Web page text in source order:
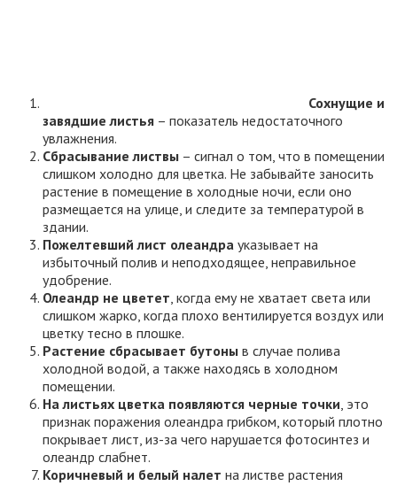
Сохнущие и
завядшие листья – показатель недостаточного
увлажнения.
Сбрасывание листвы – сигнал о том, что в помещении
слишком холодно для цветка. Не забывайте заносить
растение в помещение в холодные ночи, если оно
размещается на улице, и следите за температурой в
здании.
Пожелтевший лист олеандра указывает на
избыточный полив и неподходящее, неправильное
удобрение.
Олеандр не цветет, когда ему не хватает света или
слишком жарко, когда плохо вентилируется воздух или
цветку тесно в плошке.
Растение сбрасывает бутоны в случае полива
холодной водой, а также находясь в холодном
помещении.
На листьях цветка появляются черные точки, это
признак поражения олеандра грибком, который плотно
покрывает лист, из-за чего нарушается фотосинтез и
олеандр слабнет.
Коричневый и белый налет на листве растения